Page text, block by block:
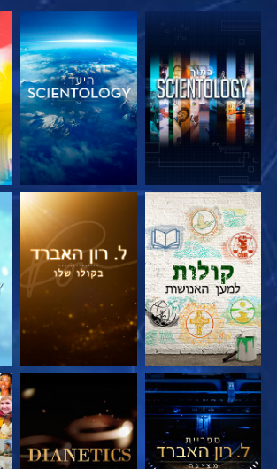
בדוק את הסדרה בדוק את הסדרה
בדוק את הסדרה בדוק את הסדרה